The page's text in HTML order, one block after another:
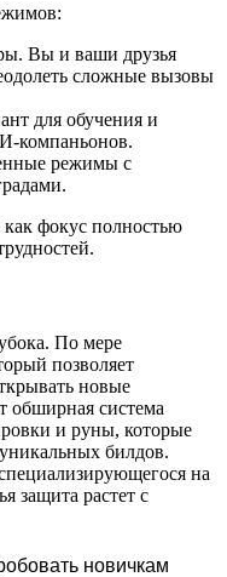
Вы и ваши друзья
сложные вызовы
для обучения и
компаньонов.
режимы с
фокус полностью
По мере
позволяет
новые
обширная система
и руны, которые
билдов.
на
защита растет с
новичкам